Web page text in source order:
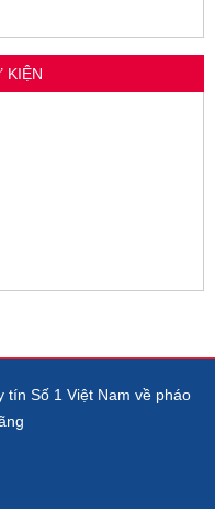
KIỆN
tín Số 1 Việt Nam về pháo